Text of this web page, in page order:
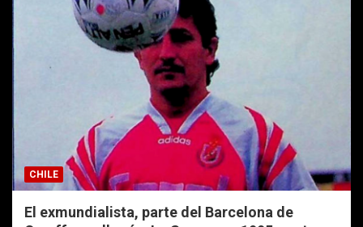
CHILE
El exmundialista, parte del Barcelona de